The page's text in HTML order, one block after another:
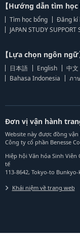
【Hướng dẫn tìm học
Tìm học bổng
Đăng kí
JAPAN STUDY
【Lựa chọn ngôn ngữ
日本語 English 中文
Bahasa Indonesia
ภา
Đơn vị vận hành
Website này được đồng vận
Công ty cổ phần Benesse
Hiệp hội Văn hóa Sinh Viên
tế
113-8642, Tokyo-to
Khái niệm về trang web